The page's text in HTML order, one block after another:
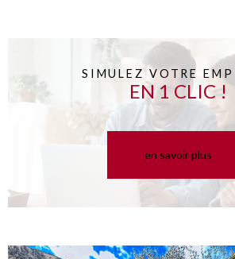
SIMULEZ VOTRE
EN 1 CLIC !
en savoir plus